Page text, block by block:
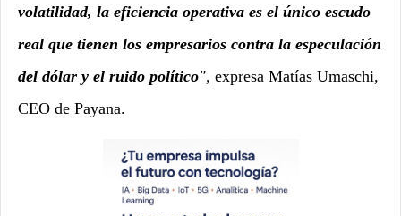
volatilidad, la eficiencia operativa es el único escudo
real que tienen los empresarios contra la especulación
del dólar y el ruido político", expresa Matías Umaschi,
CEO de Payana.